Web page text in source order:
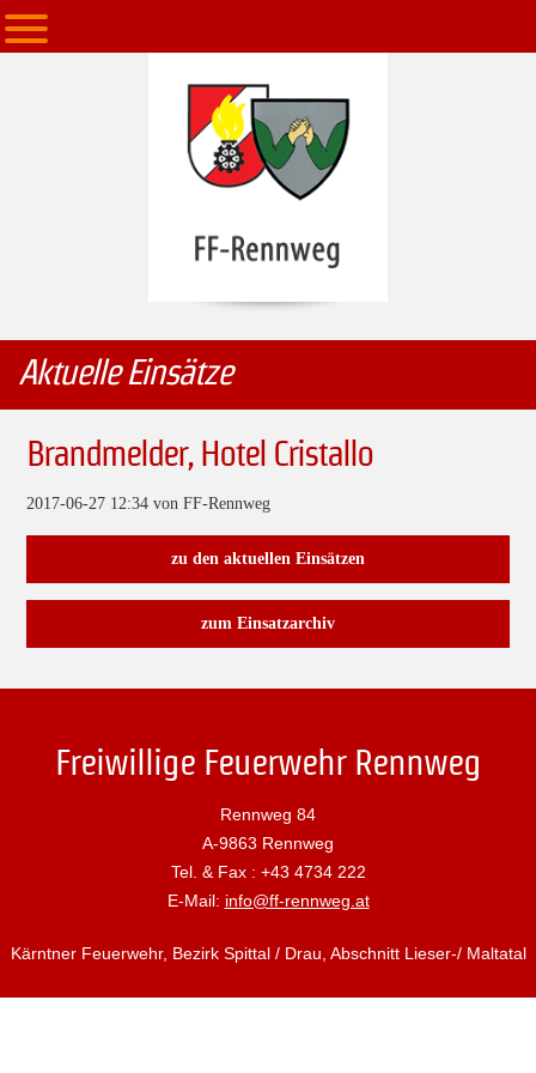
Aktuelle Einsätze
Brandmelder, Hotel Cristallo
2017-06-27 12:34 von FF-Rennweg
zu den aktuellen Einsätzen
zum Einsatzarchiv
Freiwillige Feuerwehr Rennweg
Rennweg 84
A-9863 Rennweg
Tel. & Fax : +43 4734 222
E-Mail: info@ff-rennweg.at
Kärntner Feuerwehr, Bezirk Spittal / Drau, Abschnitt Lieser-/ Maltatal